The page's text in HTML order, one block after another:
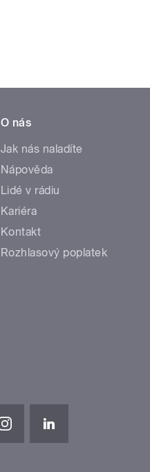
O nás
Jak nás naladíte
Nápověda
Lidé v rádiu
Kariéra
Kontakt
Rozhlasový poplatek